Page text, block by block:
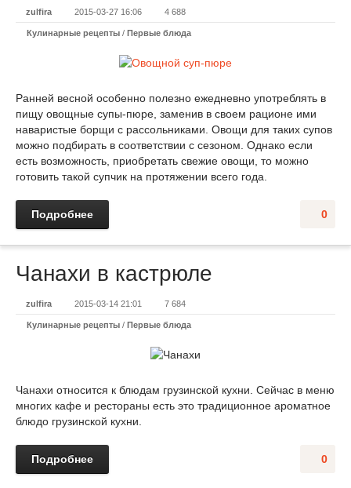
zulfira 2015-03-27 16:06 4 688
Кулинарные рецепты / Первые блюда
Ранней весной особенно полезно ежедневно употреблять в
пищу овощные супы-пюре, заменив в своем рационе ими
наваристые борщи с рассольниками. Овощи для таких супов
можно подбирать в соответствии с сезоном. Однако если
есть возможность, приобретать свежие овощи, то можно
готовить такой супчик на протяжении всего года.
0
Подробнее
Чанахи в кастрюле
zulfira 2015-03-14 21:01 7 684
Кулинарные рецепты / Первые блюда
Чанахи относится к блюдам грузинской кухни. Сейчас в меню
многих кафе и рестораны есть это традиционное ароматное
блюдо грузинской кухни.
0
Подробнее